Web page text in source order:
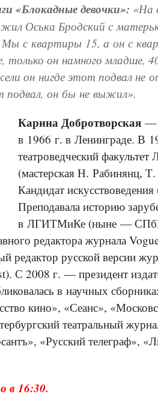
«Блокадные девочки»: «На
Оська Бродский с
Мы с квартиры 15, а он с
он намного младше,
он нигде этот подвал не
подвал, он бы не выжил».
Карина Добротворская —
в 1966 г. в Ленинграде. В
театроведческий
(мастерская Н. Рабинянц,
Кандидат
Преподавала историю
в ЛГИТМиКе (ныне —
редактора журнала
редактор русской версии
С 2008 г. — президент
в научных
кино», «Сеанс»,
театральный
«Русский телеграф»,
в 16:30.